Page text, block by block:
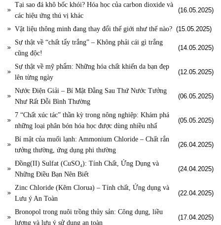
Tại sao đá khô bốc khói? Hóa học của carbon dioxide và
các hiệu ứng thú vị khác
(16.05.2025)
Vật liệu thông minh đang thay đổi thế giới như thế nào? (15.05.2025)
Sự thật về “chất tẩy trắng” – Không phải cái gì trắng
cũng độc!
(14.05.2025)
Sự thật về mỹ phẩm: Những hóa chất khiến da bạn đẹp
lên từng ngày
(12.05.2025)
Nước Điện Giải – Bí Mật Đằng Sau Thứ Nước Tưởng
Như Rất Đỗi Bình Thường
(06.05.2025)
7 “Chất xúc tác” thần kỳ trong nông nghiệp: Khám phá
những loại phân bón hóa học được dùng nhiều nhấ
(05.05.2025)
Bí mật của muối lạnh: Ammonium Chloride – Chất rắn
tưởng thường, ứng dụng phi thường
(26.04.2025)
Đồng(II) Sulfat (CuSO₄): Tính Chất, Ứng Dụng và
Những Điều Bạn Nên Biết
(24.04.2025)
Zinc Chloride (Kẽm Clorua) – Tính chất, Ứng dụng và
Lưu ý An Toàn
(22.04.2025)
Bronopol trong nuôi trồng thủy sản: Công dụng, liều
lượng và lưu ý sử dụng an toàn
(17.04.2025)